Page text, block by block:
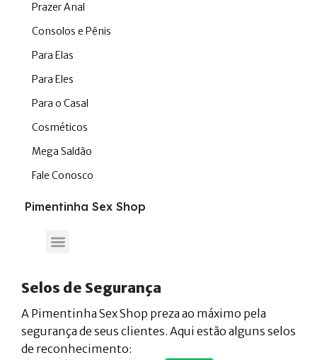
Prazer Anal
Consolos e Pênis
Para Elas
Para Eles
Para o Casal
Cosméticos
Mega Saldão
Fale Conosco
Pimentinha Sex Shop
Selos de Segurança
A Pimentinha Sex Shop preza ao máximo pela
segurança de seus clientes. Aqui estão alguns selos
de reconhecimento: